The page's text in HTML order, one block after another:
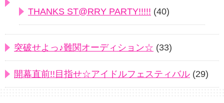
THANKS ST@RRY PARTY!!!!! (40)
突破せよっ♪難関オーディション☆ (33)
開幕直前!!目指せ☆アイドルフェスティバル (29)